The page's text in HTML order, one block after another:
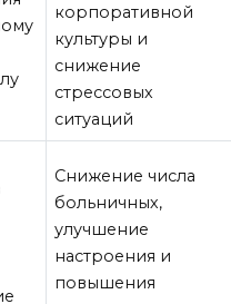
корпоративной
культуры и
снижение
стрессовых
ситуаций
Снижение числа
больничных,
улучшение
настроения и
повышения